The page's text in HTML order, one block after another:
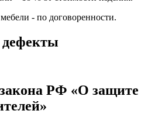
- по договоренности.
РФ «О защите